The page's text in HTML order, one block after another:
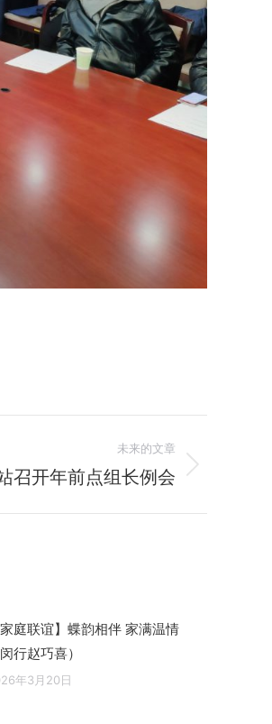
未来的文章
召开年前点组长例会
家庭联谊】蝶韵相伴 家满温情
闵行赵巧喜）
年3月20日